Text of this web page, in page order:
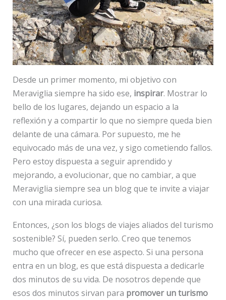
Desde un primer momento, mi objetivo con
Meraviglia siempre ha sido ese, inspirar. Mostrar lo
bello de los lugares, dejando un espacio a la
reflexión y a compartir lo que no siempre queda bien
delante de una cámara. Por supuesto, me he
equivocado más de una vez, y sigo cometiendo fallos.
Pero estoy dispuesta a seguir aprendido y
mejorando, a evolucionar, que no cambiar, a que
Meraviglia siempre sea un blog que te invite a viajar
con una mirada curiosa.
Entonces, ¿son los blogs de viajes aliados del turismo
sostenible? Sí, pueden serlo. Creo que tenemos
mucho que ofrecer en ese aspecto. Si una persona
entra en un blog, es que está dispuesta a dedicarle
dos minutos de su vida. De nosotros depende que
esos dos minutos sirvan para promover un turismo